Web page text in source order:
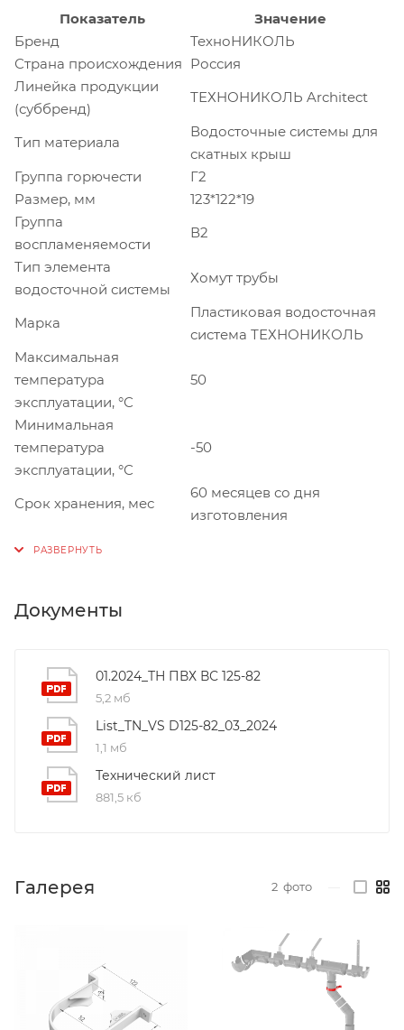
Показатель
Значение
Бренд
ТехноНИКОЛЬ
Страна происхождения Россия
Линейка продукции
(суббренд)
ТЕХНОНИКОЛЬ Architect
Тип материала
Водосточные системы для
скатных крыш
Группа горючести
Г2
Размер, мм
123*122*19
Группа
воспламеняемости
В2
Тип элемента
водосточной системы
Хомут трубы
Марка
Пластиковая водосточная
система ТЕХНОНИКОЛЬ
Максимальная
температура
эксплуатации, °С
50
Минимальная
температура
эксплуатации, °С
-50
Срок хранения, мес
60 месяцев со дня
изготовления
Документы
01.2024_ТН ПВХ ВС 125-82
5,2 мб
List_TN_VS D125-82_03_2024
1,1 мб
Технический лист
881,5 кб
Галерея 2 фото